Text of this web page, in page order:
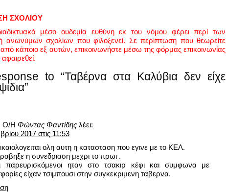
ΣΧΟΛΙΟΥ
μέσο ουδεμία ευθύνη εκ του νόμου φέρει περί των
σχολίων που φιλοξενεί. Σε περίπτωση που θεωρείτε
κάποιο εξ αυτών, επικοινωνήστε μέσω της φόρμας επικοινωνίας
to “Ταβέρνα στα Καλύβια δεν είχε
Ο/Η Φώντας Φαντίδης λέει:
2017 στις 11:53
ολη αυτη η κατασταση που εγινε με το ΚΕΛ.
η συνεδριαση μεχρι το πρωι .
παρευρισκόμενοι ηταν στο τσακιρ κέφι και συμφωνα με
είχαν τσιμπουσι στην συγκεκριμενη ταβερνα.